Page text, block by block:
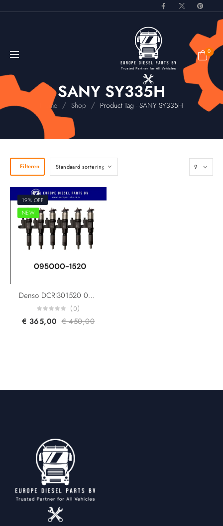
0
SANY SY335H
Home / Shop / Product Tag - SANY SY335H
Filteren
19% OFF
NEW
Denso DCRI301520 095000-1520 295050-1520 Case,New Holland 47858653 Isuzu 8-98243863-0 8-98243863-1 4HK1 6HK1 New Diesel Injector
(0)
€ 365,00 €450,00